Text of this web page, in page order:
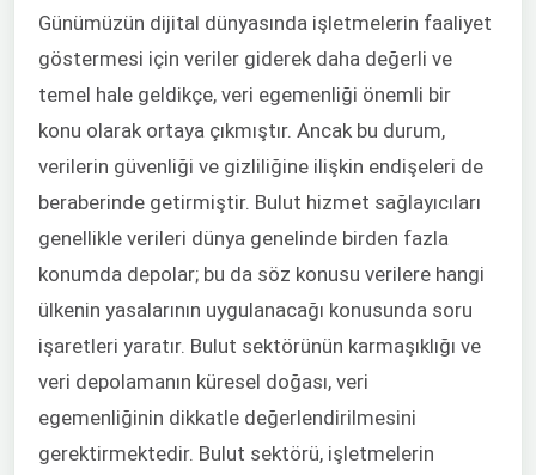
Günümüzün dijital dünyasında işletmelerin faaliyet
göstermesi için veriler giderek daha değerli ve
temel hale geldikçe, veri egemenliği önemli bir
konu olarak ortaya çıkmıştır. Ancak bu durum,
verilerin güvenliği ve gizliliğine ilişkin endişeleri de
beraberinde getirmiştir. Bulut hizmet sağlayıcıları
genellikle verileri dünya genelinde birden fazla
konumda depolar; bu da söz konusu verilere hangi
ülkenin yasalarının uygulanacağı konusunda soru
işaretleri yaratır. Bulut sektörünün karmaşıklığı ve
veri depolamanın küresel doğası, veri
egemenliğinin dikkatle değerlendirilmesini
gerektirmektedir. Bulut sektörü, işletmelerin